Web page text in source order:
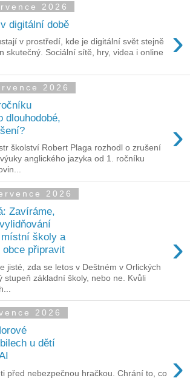
2026
digitální době ›
v prostředí, kde je digitální svět stejně
skutečný. Sociální sítě, hry, videa i online
2026
dlouhodobé,
›
školství Robert Plaga rozhodl o zrušení
anglického jazyka od 1. ročníku
2026
Zavíráme,
místní školy a
připravit
›
jisté, zda se letos v Deštném v Orlických
stupeň základní školy, nebo ne. Kvůli
2026
u dětí
›
před nebezpečnou hračkou. Chrání to, co